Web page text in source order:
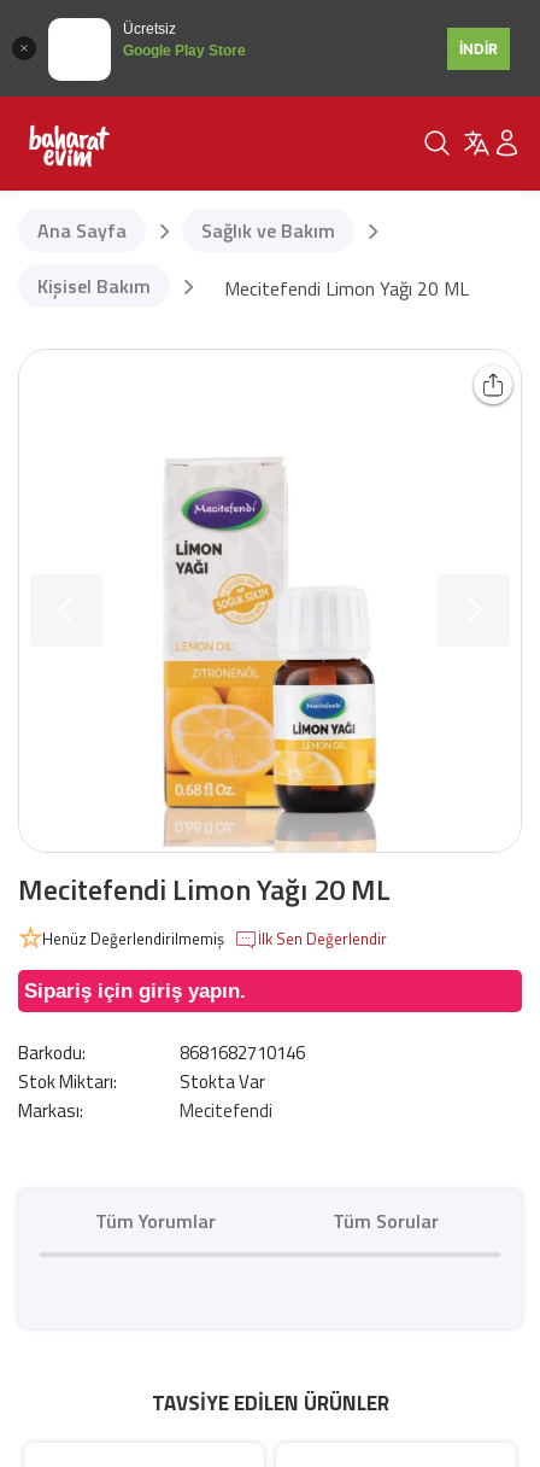
Ücretsiz
Google Play Store
İNDİR
Ana Sayfa
Sağlık ve Bakım
Kişisel Bakım
Mecitefendi Limon Yağı 20 ML
Mecitefendi Limon Yağı 20 ML
Henüz Değerlendirilmemiş İlk Sen Değerlendir
Sipariş için giriş yapın.
Barkodu:
8681682710146
Stok Miktarı:
Stokta Var
Markası:
Mecitefendi
Tüm Yorumlar Tüm Sorular
TAVSIYE EDILEN ÜRÜNLER